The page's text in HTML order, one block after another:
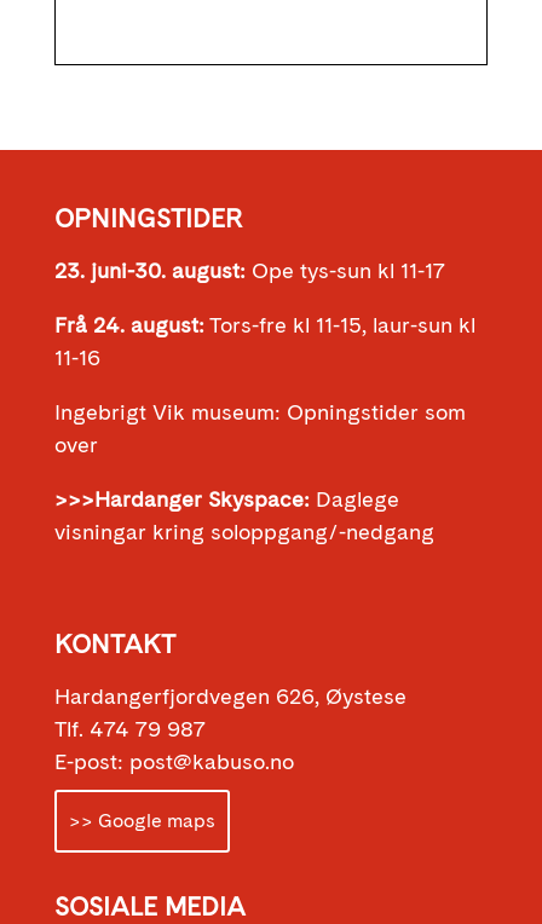
OPNINGSTIDER
23. juni-30. august:Ope tys-sun kl 11-17
Frå 24. august:Tors-fre kl 11-15, laur-sun kl
11-16
Ingebrigt Vik museum: Opningstider som
over
>>>Hardanger Skyspace:Daglege
visningar kring soloppgang/-nedgang
KONTAKT
Hardangerfjordvegen 626, Øystese
Tlf. 474 79 987
E-post: post@kabuso.no
>> Google maps
SOSIALE MEDIA